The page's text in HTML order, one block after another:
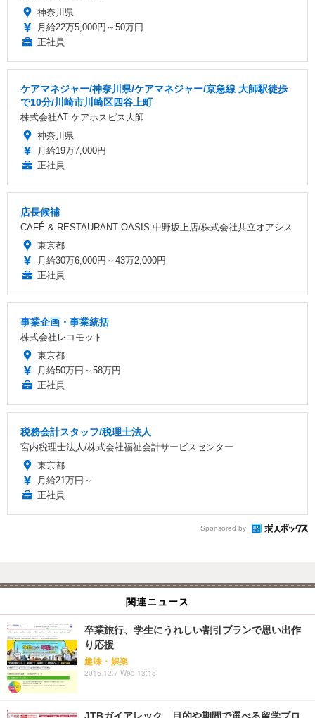
神奈川県
月給22万5,000円～50万円
正社員
ケアマネジャー/神奈川県/ケアマネジャー/京急線 大師駅徒歩
で10分/川崎市川崎区四谷上町
株式会社AT ケアホスピス大師
神奈川県
月給19万7,000円
正社員
店長候補
CAFÉ & RESTAURANT OASIS 中野坂上店/株式会社共立オアシス
東京都
月給30万6,000円～43万2,000円
正社員
事業企画・事業統括
株式会社レコモット
東京都
月給50万円～58万円
正社員
税務会計スタッフ/税理士法人
宮内税理士法人/株式会社福祉会計サービスセンター
東京都
月給21万円～
正社員
Sponsored by
関連ニュース
卒業旅行、学生にうれしい割引プランで思い出作
り応援
趣味・娯楽
2016.12.7 Wed 13:15
JTBガイアレック、目的や期間で選べる留学プロ